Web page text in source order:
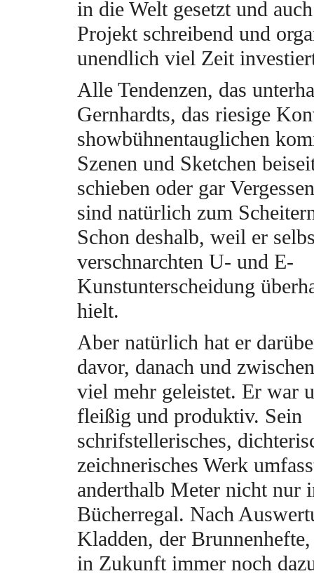
in die Welt gesetzt und
Projekt schreibend und
unendlich viel Zeit
Alle Tendenzen, das
Gernhardts, das riesige
showbühnentauglichen
Szenen und Sketchen
schieben oder gar
sind natürlich zum
Schon deshalb, weil er
verschnarchten U- und E-
Kunstunterscheidung
hielt.
Aber natürlich hat er
davor, danach und
viel mehr geleistet. Er war
fleißig und produktiv. Sein
schrifstellerisches,
zeichnerisches Werk
anderthalb Meter nicht nur
Bücherregal. Nach
Kladden, der
in Zukunft immer noch